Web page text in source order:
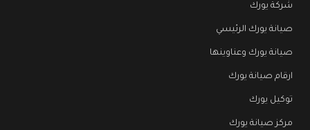
شركة يورك
صيانة يورك الرئيسي
صيانة يورك وعناوينها
ارقام صيانة يورك
توكيل يورك
مركز صيانة يورك